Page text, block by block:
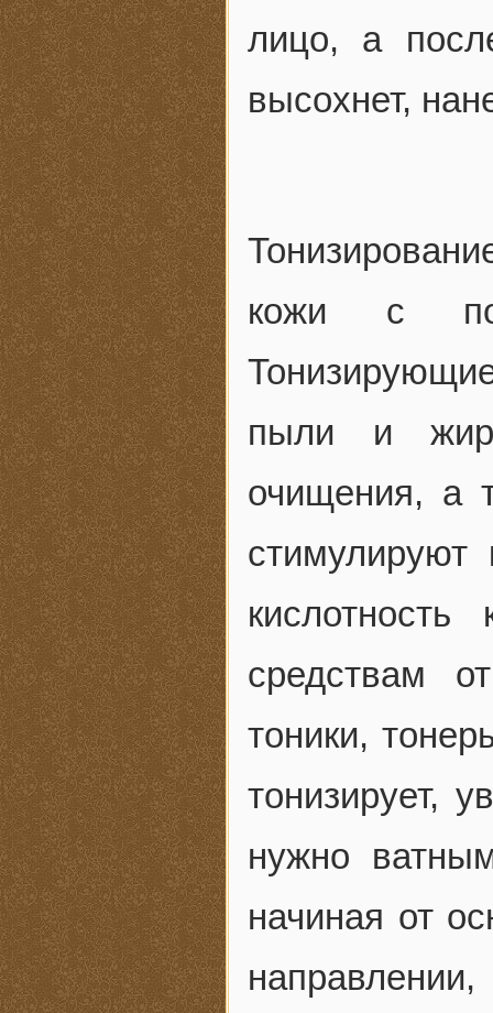
лицо, а
высохнет,
кожи с
пыли и
очищения, а
стимулируют
средствам
тоники,
тонизирует,
нужно
начиная от